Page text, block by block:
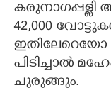
42,000
ഇതിലേറെയോ
പിടിച്ചാൽ
ചുരുങ്ങും.